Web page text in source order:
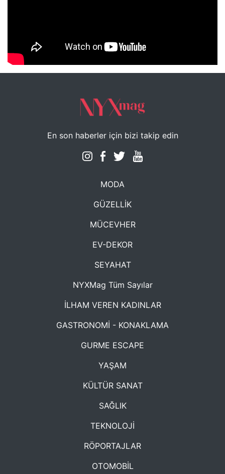
NYXmag 2. Yaş Kutlama Etkinliği
En son haberler için bizi takip edin
MODA
GÜZELLİK
MÜCEVHER
EV-DEKOR
SEYAHAT
NYXMag Tüm Sayılar
İLHAM VEREN KADINLAR
GASTRONOMİ - KONAKLAMA
GURME ESCAPE
YAŞAM
KÜLTÜR SANAT
SAĞLIK
TEKNOLOJİ
RÖPORTAJLAR
OTOMOBİL